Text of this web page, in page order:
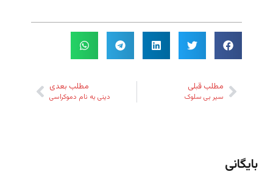
مطلب قبلی
سیر بی سلوک
مطلب بعدی
دینی به نام دموکراسی
بایگانی